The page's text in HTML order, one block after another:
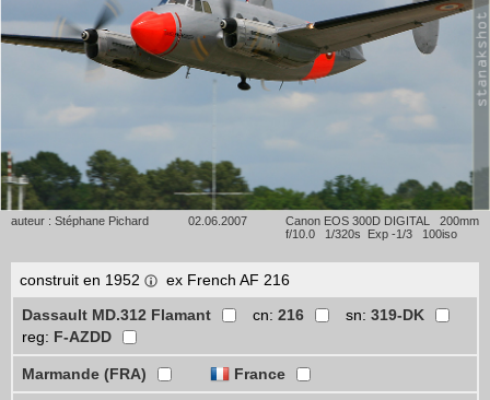
auteur : Stéphane Pichard 02.06.2007
Canon EOS 300D DIGITAL 200mm
f/10.0 1/320s Exp -1/3 100iso
construit en 1952
ex French AF 216
Dassault MD.312 Flamant
cn: 216 sn: 319-DK
reg: F-AZDD
Marmande (FRA) France